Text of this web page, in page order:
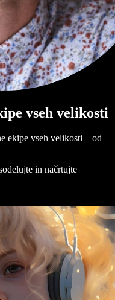
vseh velikosti
ekipe vseh velikosti – od
in načrtujte